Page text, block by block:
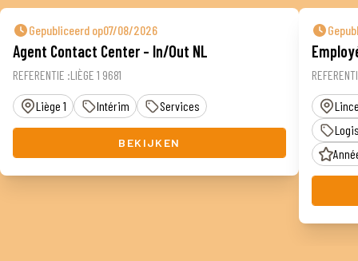
Gepubliceerd op07/08/2026
Agent Contact Center – In/Out NL
REFERENTIE :LIÈGE 1 9681
Liège 1 Intérim Services
BEKIJKEN